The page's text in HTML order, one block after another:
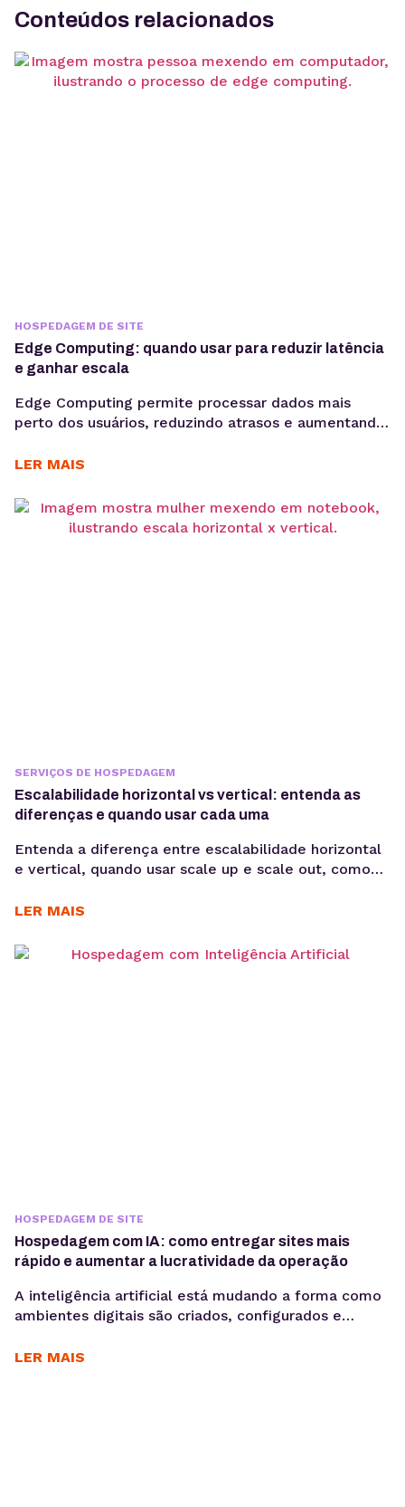
Conteúdos relacionados
HOSPEDAGEM DE SITE
Edge Computing: quando usar para reduzir latência
e ganhar escala
Edge Computing permite processar dados mais
perto dos usuários, reduzindo atrasos e aumentando
funciona, quais são seus benefícios e quando adotar
Aplicações modernas precisam responder cada vez
mais rápido. Seja em plataformas SaaS, e-
LER MAIS
SERVIÇOS DE HOSPEDAGEM
Escalabilidade horizontal vs vertical: entenda as
diferenças e quando usar cada uma
Entenda a diferença entre escalabilidade horizontal
e vertical, quando usar scale up e scale out, como
faz mais sentido para sua aplicação. Quando uma
nem sempre resolve problemas de performance. Em
LER MAIS
HOSPEDAGEM DE SITE
Hospedagem com IA: como entregar sites mais
rápido e aumentar a lucratividade da operação
A inteligência artificial está mudando a forma como
ambientes digitais são criados, configurados e
automatiza processos e gera mais produtividade
LER MAIS